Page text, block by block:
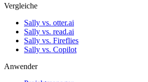
Vergleiche
Sally vs. otter.ai
Sally vs. read.ai
Sally vs. Fireflies
Sally vs. Copilot
Anwender